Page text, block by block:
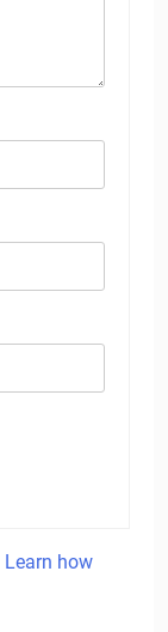
Learn how